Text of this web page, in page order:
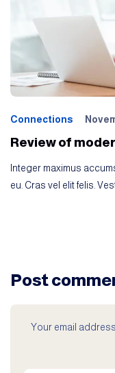
Connections
Review of
Integer maximus
eu. Cras vel elit felis.
Post
Your email